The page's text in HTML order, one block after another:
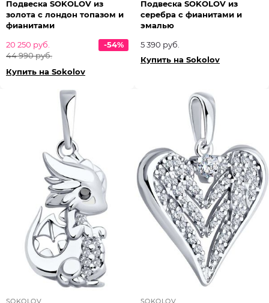
Подвеска SOKOLOV из
золота с лондон топазом и
фианитами
20 250 руб.
44 990 руб.
-54%
Купить на Sokolov
Подвеска SOKOLOV из
серебра с фианитами и
эмалью
5 390 руб.
Купить на Sokolov
SOKOLOV SOKOLOV